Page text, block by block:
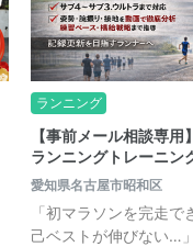
ランニング
【事前メール相談専
ランニングトレーニン
愛知県名古屋市昭和区
「初マラソンを完走
己ベストが伸びない…